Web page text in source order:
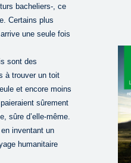
bacheliers-, ce
Certains plus
une seule fois
sont des
à trouver un toit
et encore moins
sûrement
sûre d’elle-même.
inventant un
humanitaire